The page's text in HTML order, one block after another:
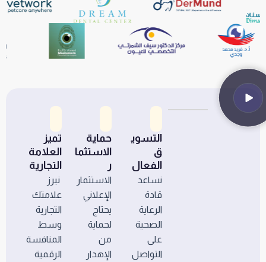
التسوي
ق
الفعال
نساعد
قادة
الرعاية
الصحية
على
التواصل
حماية
الاستثما
ر
الاستثمار
الإعلاني
يحتاج
لحماية
من
الإهدار
تميز
العلامة
التجارية
نبرز
علامتك
التجارية
وسط
المنافسة
الرقمية